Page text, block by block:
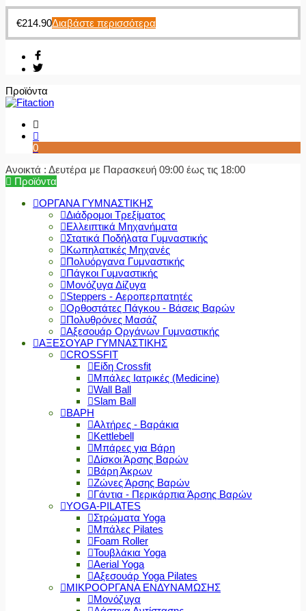
€214.90Διαβάστε περισσότερα
Προϊόντα
0
Ανοικτά : Δευτέρα με Παρασκευή 09:00 έως τις 18:00
Προϊόντα
ΟΡΓΑΝΑ ΓΥΜΝΑΣΤΙΚΗΣ
Διάδρομοι Τρεξίματος
Ελλειπτικά Μηχανήματα
Στατικά Ποδήλατα Γυμναστικής
Κωπηλατικές Μηχανές
Πολυόργανα Γυμναστικής
Πάγκοι Γυμναστικής
Μονόζυγα Δίζυγα
Steppers - Αεροπερπατητές
Ορθοστάτες Πάγκου - Βάσεις Βαρών
Πολυθρόνες Μασάζ
Αξεσουάρ Οργάνων Γυμναστικής
ΑΞΕΣΟΥΑΡ ΓΥΜΝΑΣΤΙΚΗΣ
CROSSFIT
Είδη Crossfit
Μπάλες Ιατρικές (Medicine)
Wall Ball
Slam Ball
ΒΑΡΗ
Αλτήρες - Βαράκια
Kettlebell
Μπάρες για Βάρη
Δίσκοι Άρσης Βαρών
Βάρη Άκρων
Ζώνες Άρσης Βαρών
Γάντια - Περικάρπια Άρσης Βαρών
YOGA-PILATES
Στρώματα Yoga
Μπάλες Pilates
Foam Roller
Τουβλάκια Yoga
Aerial Yoga
Αξεσουάρ Yoga Pilates
ΜΙΚΡΟΟΡΓΑΝΑ ΕΝΔΥΝΑΜΩΣΗΣ
Μονόζυγα